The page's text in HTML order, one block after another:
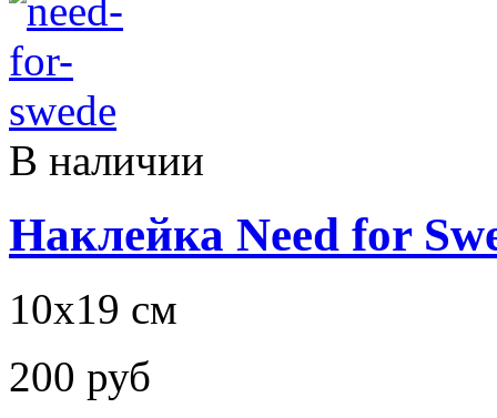
В наличии
Наклейка Need for
10х19 см
200 руб